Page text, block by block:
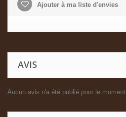
Ajouter à ma liste d'envies
AVIS
Aucun avis n'a été publié pour le moment.